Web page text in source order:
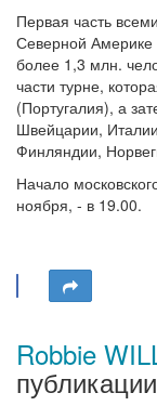
Первая часть
Северной Америке
более 1,3 млн.
части турне,
(Португалия), а
Швейцарии,
Финляндии,
Начало
ноября, - в 19.00.
Robbie